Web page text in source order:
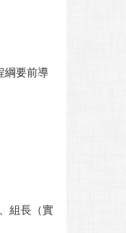
綱要前導
組長（實